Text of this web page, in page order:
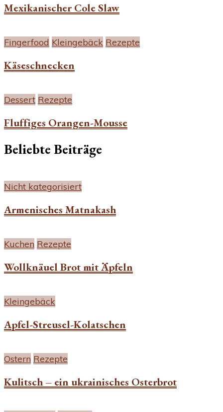
Mexikanischer Cole Slaw
Fingerfood Kleingebäck Rezepte
Käseschnecken
Dessert Rezepte
Fluffiges Orangen-Mousse
Beliebte Beiträge
Nicht kategorisiert
Armenisches Matnakash
Kuchen Rezepte
Wollknäuel Brot mit Äpfeln
Kleingebäck
Apfel-Streusel-Kolatschen
Ostern Rezepte
Kulitsch – ein ukrainisches Osterbrot